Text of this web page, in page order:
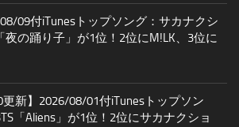
09付iTunesトップソング：サカナクシ
夜の踊り子」が1位！2位にM!LK、3位に
更新】2026/08/01付iTunesトップソン
「Aliens」が1位！2位にサカナクショ